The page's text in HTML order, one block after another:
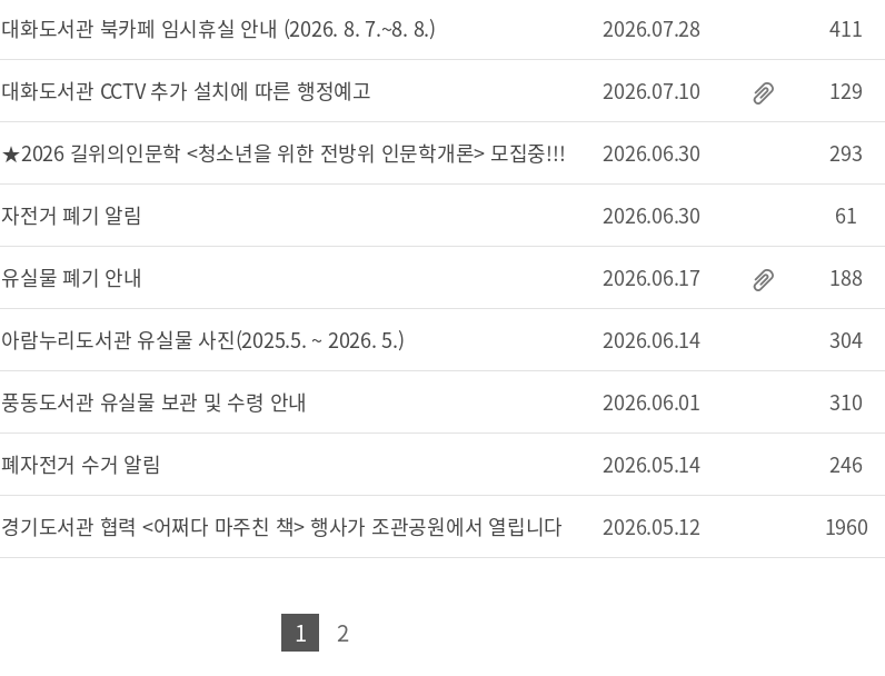
대화도서관 북카페 임시휴실 안내 (2026. 8. 7.~8. 8.) 2026.07.28 411
대화도서관 CCTV 추가 설치에 따른 행정예고 2026.07.10 129
★2026 길위의인문학 <청소년을 위한 전방위 인문학개론> 모집중!!! 2026.06.30 293
자전거 폐기 알림 2026.06.30 61
유실물 폐기 안내 2026.06.17 188
아람누리도서관 유실물 사진(2025.5. ~ 2026. 5.) 2026.06.14 304
풍동도서관 유실물 보관 및 수령 안내 2026.06.01 310
폐자전거 수거 알림 2026.05.14 246
경기도서관 협력 <어쩌다 마주친 책> 행사가 조관공원에서 열립니다 2026.05.12 1960
1 2